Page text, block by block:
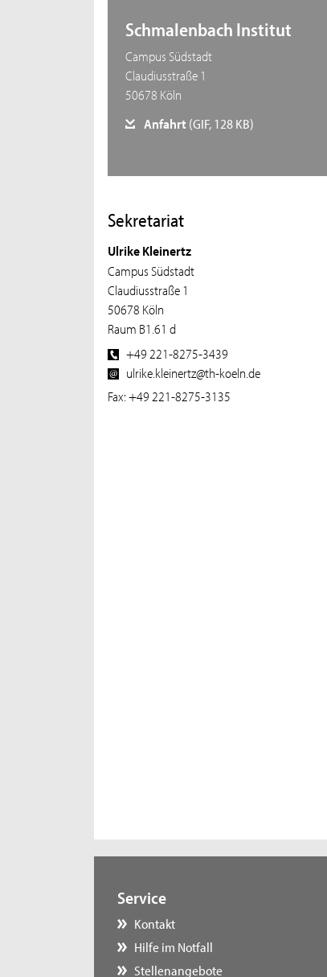
Schmalenbach Institut
Campus Südstadt
Claudiusstraße 1
50678 Köln
Anfahrt(GIF, 128 KB)
Sekretariat
Ulrike Kleinertz
Campus Südstadt
Claudiusstraße 1
50678 Köln
Raum B1.61 d
+49 221-8275-3439
ulrike.kleinertz@th-koeln.de
Fax: +49 221-8275-3135
Service
Kontakt
Hilfe im Notfall
Stellenangebote